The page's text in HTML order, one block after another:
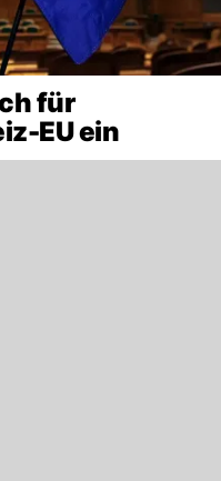
für
EU ein